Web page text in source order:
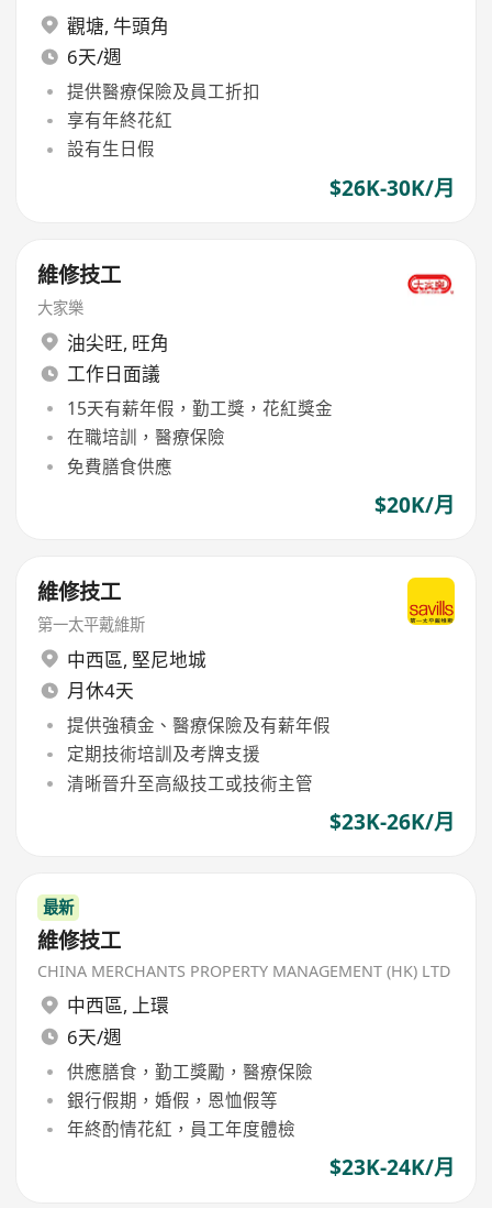
觀塘, 牛頭角
6天/週
提供醫療保險及員工折扣
享有年終花紅
設有生日假
$26K-30K/月
維修技工
大家樂
油尖旺, 旺角
工作日面議
15天有薪年假，勤工獎，花紅獎金
在職培訓，醫療保險
免費膳食供應
$20K/月
維修技工
第一太平戴維斯
中西區, 堅尼地城
月休4天
提供強積金、醫療保險及有薪年假
定期技術培訓及考牌支援
清晰晉升至高級技工或技術主管
$23K-26K/月
最新
維修技工
CHINA MERCHANTS PROPERTY MANAGEMENT (HK) LTD
中西區, 上環
6天/週
供應膳食，勤工獎勵，醫療保險
銀行假期，婚假，恩恤假等
年終酌情花紅，員工年度體檢
$23K-24K/月